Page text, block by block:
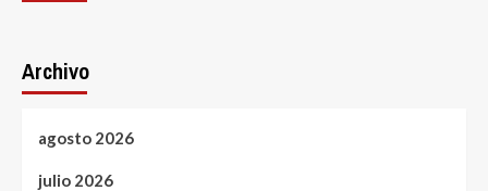
Archivo
agosto 2026
julio 2026